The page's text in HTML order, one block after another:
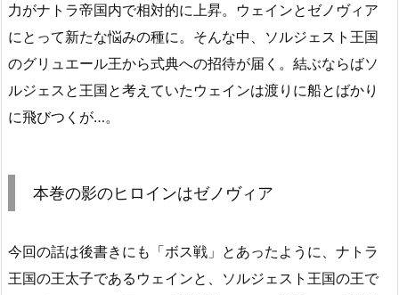
力がナトラ帝国内で相対的に上昇。ウェインとゼノヴィア
にとって新たな悩みの種に。そんな中、ソルジェスト王国
のグリュエール王から式典への招待が届く。結ぶならばソ
ルジェスと王国と考えていたウェインは渡りに船とばかり
に飛びつくが…。
本巻の影のヒロインはゼノヴィア
今回の話は後書きにも「ボス戦」とあったように、ナトラ
王国の王太子であるウェインと、ソルジェスト王国の王で